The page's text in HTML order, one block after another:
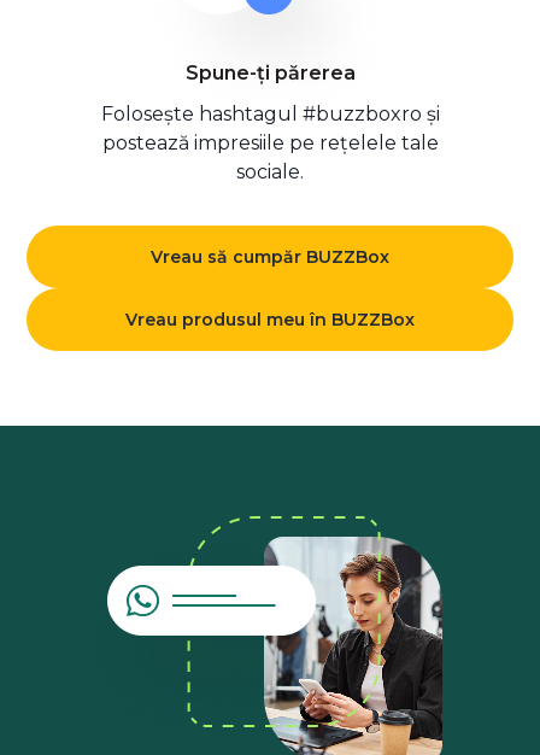
Spune-ți părerea
Folosește hashtagul #buzzboxro și
postează impresiile pe rețelele tale
sociale.
Vreau să cumpăr BUZZBox
Vreau produsul meu în BUZZBox